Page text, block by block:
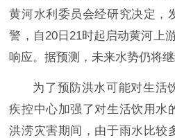
黄河水利委员会经研究决定，
警，自20日21时起启动黄河上
响应。据预测，未来水势仍将继
为了预防洪水可能对生活
疾控中心加强了对生活饮用水
洪涝灾害期间，由于雨水比较